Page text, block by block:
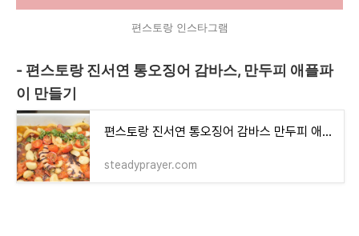
편스토랑 인스타그램
- 편스토랑 진서연 통오징어 감바스, 만두피 애플파
이 만들기
편스토랑 진서연 통오징어 감바스 만두피 애플파이 레시피
steadyprayer.com